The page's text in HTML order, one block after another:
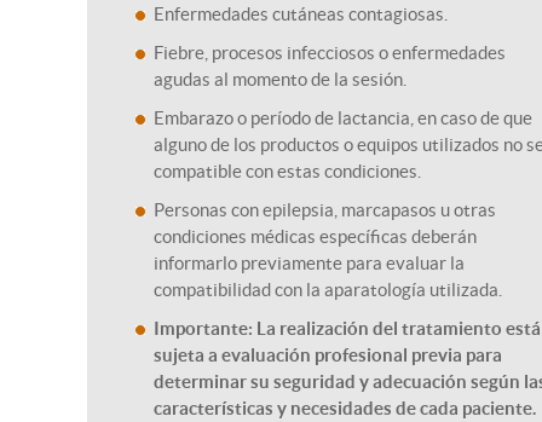
Enfermedades cutáneas contagiosas.
Fiebre, procesos infecciosos o enfermedades
agudas al momento de la sesión.
Embarazo o período de lactancia, en caso de que
alguno de los productos o equipos utilizados no
compatible con estas condiciones.
Personas con epilepsia, marcapasos u otras
condiciones médicas específicas deberán
informarlo previamente para evaluar la
compatibilidad con la aparatología utilizada.
Importante: La realización del tratamiento está
sujeta a evaluación profesional previa para
determinar su seguridad y adecuación según
características y necesidades de cada paciente.